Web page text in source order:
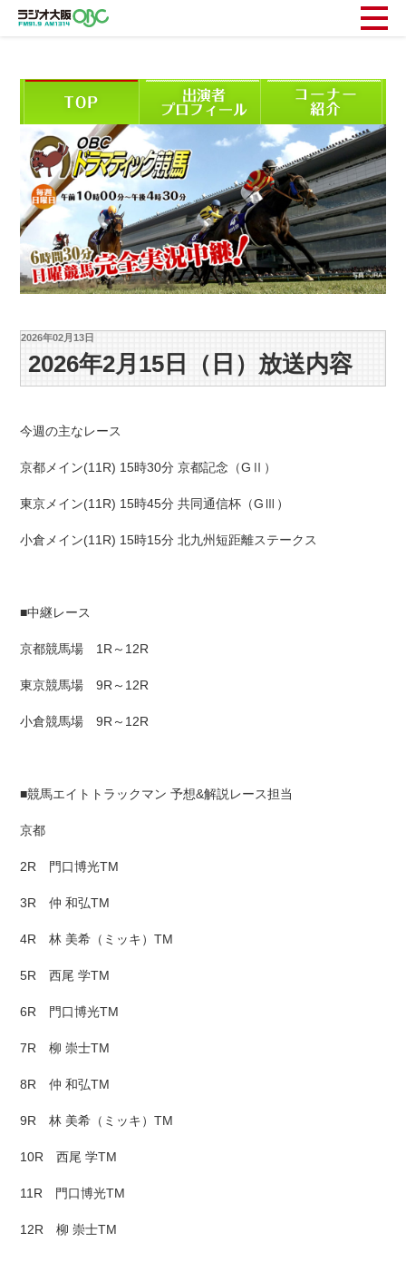
2026年02月13日
2026年2月15日（日）放送内容
今週の主なレース
京都メイン(11R) 15時30分 京都記念（GⅡ）
東京メイン(11R) 15時45分 共同通信杯（GⅢ）
小倉メイン(11R) 15時15分 北九州短距離ステークス
■中継レース
京都競馬場 1R～12R
東京競馬場 9R～12R
小倉競馬場 9R～12R
■競馬エイトトラックマン 予想&解説レース担当
京都
2R 門口博光TM
3R 仲 和弘TM
4R 林 美希（ミッキ）TM
5R 西尾 学TM
6R 門口博光TM
7R 柳 崇士TM
8R 仲 和弘TM
9R 林 美希（ミッキ）TM
10R 西尾 学TM
11R 門口博光TM
12R 柳 崇士TM